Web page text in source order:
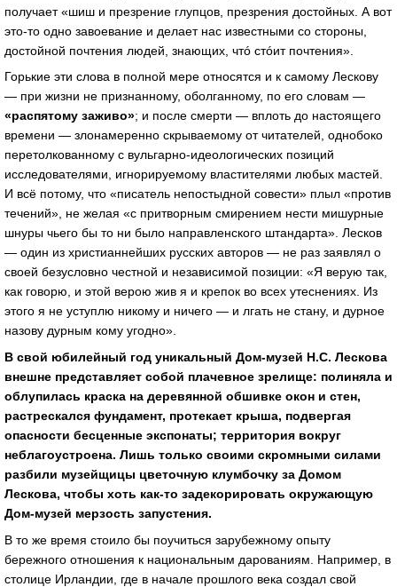
получает «шиш и презрение глупцов, презрения достойных. А вот
это-то одно завоевание и делает нас известными со стороны,
достойной почтения людей, знающих, чтó стóит почтения».
Горькие эти слова в полной мере относятся и к самому Лескову
— при жизни не признанному, оболганному, по его словам —
«распятому заживо»; и после смерти — вплоть до настоящего
времени — злонамеренно скрываемому от читателей, однобоко
перетолкованному с вульгарно-идеологических позиций
исследователями, игнорируемому властителями любых мастей.
И всё потому, что «писатель непостыдной совести» плыл «против
течений», не желая «с притворным смирением нести мишурные
шнуры чьего бы то ни было направленского штандарта». Лесков
— один из христианнейших русских авторов — не раз заявлял о
своей безусловно честной и независимой позиции: «Я верую так,
как говорю, и этой верою жив я и крепок во всех утеснениях. Из
этого я не уступлю никому и ничего — и лгать не стану, и дурное
назову дурным кому угодно».
В свой юбилейный год уникальный Дом-музей Н.С. Лескова
внешне представляет собой плачевное зрелище: полиняла и
облупилась краска на деревянной обшивке окон и стен,
растрескался фундамент, протекает крыша, подвергая
опасности бесценные экспонаты; территория вокруг
неблагоустроена. Лишь только своими скромными силами
разбили музейщицы цветочную клумбочку за Домом
Лескова, чтобы хоть как-то задекорировать окружающую
Дом-музей мерзость запустения.
В то же время стоило бы поучиться зарубежному опыту
бережного отношения к национальным дарованиям. Например, в
столице Ирландии, где в начале прошлого века создал свой